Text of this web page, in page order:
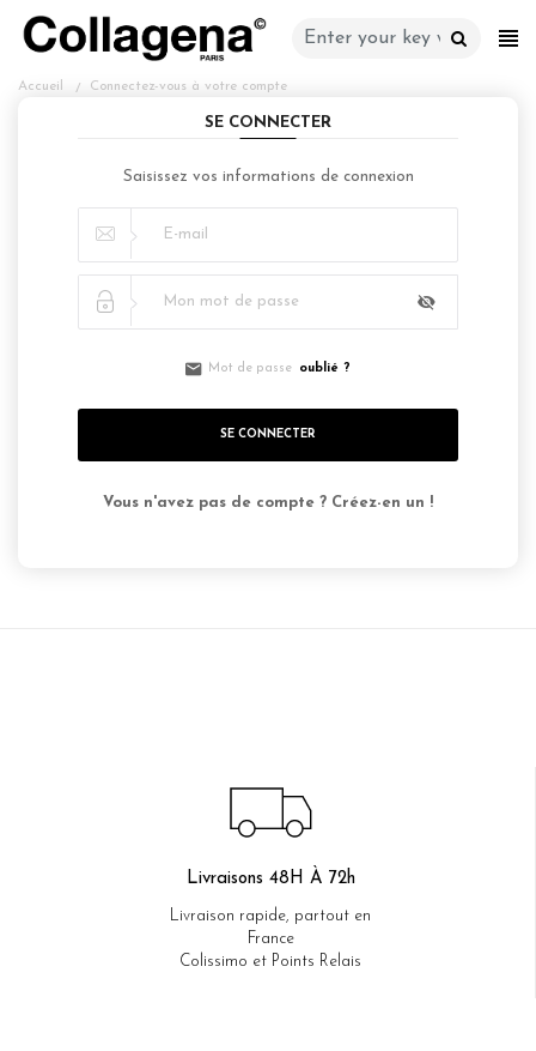
CATÉGORIES
Accueil Connectez-vous à votre compte
SE CONNECTER
Saisissez vos informations de connexion
Mot de passe oublié ?
SE CONNECTER
Vous n'avez pas de compte ? Créez-en un !
Livraisons 48H À 72h
Livraison rapide, partout en
France
Colissimo et Points Relais